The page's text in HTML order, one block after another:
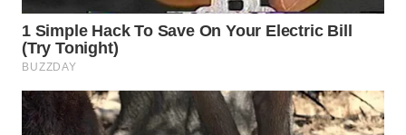
WN
BINJAI
WN
CIREBON